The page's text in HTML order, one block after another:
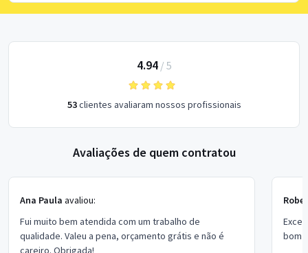
4.94/ 5
53clientes avaliaram nossos profissionais
Avaliações de quem contratou
Ana Paula avaliou:
Fui muito bem atendida com um trabalho de
qualidade. Valeu a pena, orçamento grátis e não é
careiro. Obrigada!
bom